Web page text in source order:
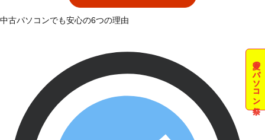
夏のパソコン祭
中古パソコンでも安心の6つの理由